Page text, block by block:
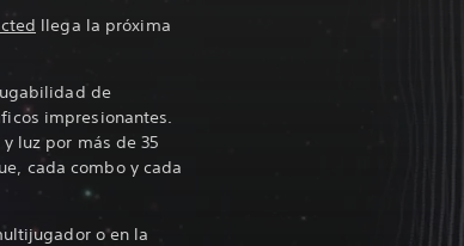
llega la próxima
de
impresionantes.
luz por más de 35
cada combo y cada
o en la